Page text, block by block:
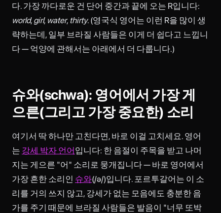
다. 가장 까다로운 건 단어 중간과 끝에 오는 R입니다:
world, girl, water, thirty. (영국식 영어는 이런 R을 많이 생
략하는데, 일부 브라질 사람들은 이게 더 쉽다고 느낍니
다 — 억양에 관해서는 아래에서 더 다룹니다.)
슈와(schwa): 영어에서 가장 게
으른(그리고 가장 중요한) 소리
여기서 딱 하나만 고친다면, 바로 이걸 고치세요. 영어
는 강세 박자 언어입니다: 한 음절이 주목을 받고 나머
지는 게으른 "어" 소리로 뭉개집니다 — 바로 영어에서
가장 흔한 소리인 슈와(/ə/)입니다. 포르투갈어는 이 소
리를 거의 쓰지 않고, 강세가 없는 모음에도 충분한 음
가를 주기 때문에 브라질 사람들은 발음이 "너무 또박